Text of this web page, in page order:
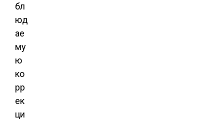
бл
юд
ае
му
ю
ко
рр
ек
ци